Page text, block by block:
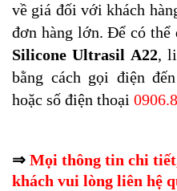
về giá đối với khách
đơn hàng lớn. Để có thể
Silicone Ultrasil A22,
bằng cách gọi điện
hoặc số điện thoại
⇒ Mọi thông tin chi
khách vui lòng liên hệ